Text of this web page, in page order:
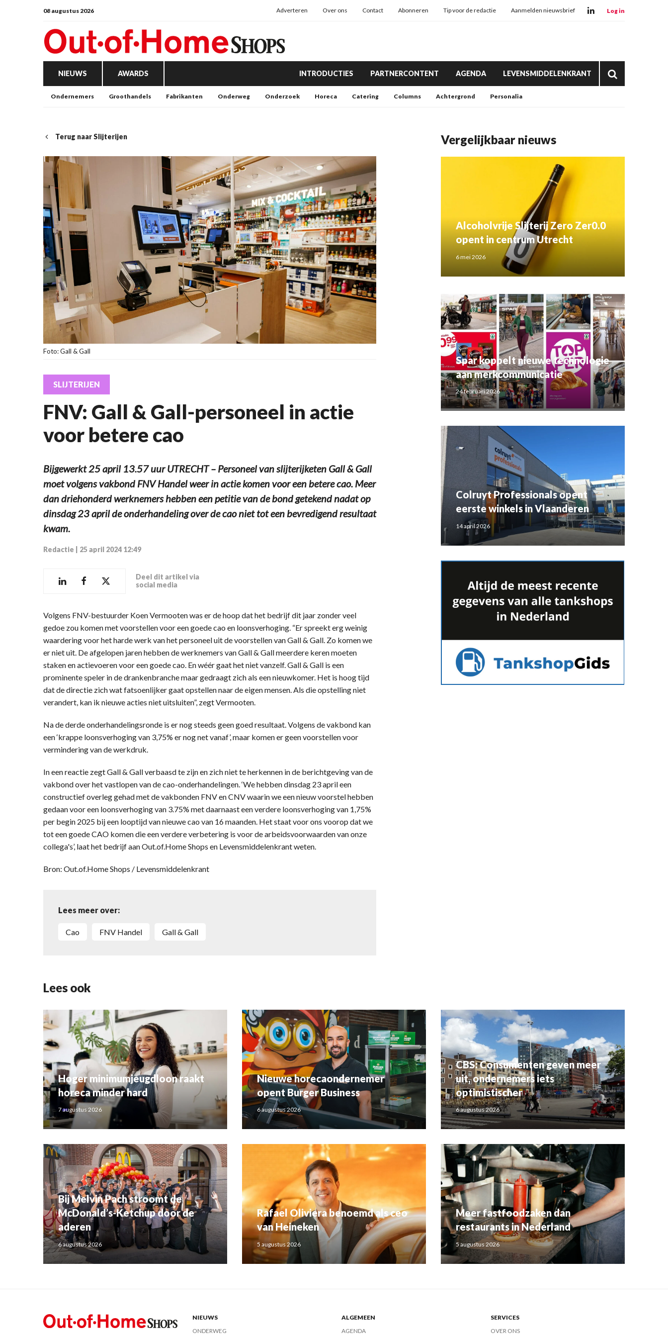
08 augustus 2026 Adverteren Over ons Contact Abonneren Tip voor de redactie Aanmelden nieuwsbrief Log in
NIEUWS AWARDS INTRODUCTIES PARTNERCONTENT AGENDA LEVENSMIDDELENKRANT
Ondernemers Groothandels Fabrikanten Onderweg Onderzoek Horeca Catering Columns Achtergrond Personalia
Terug naar Slijterijen
Foto: Gall & Gall
SLIJTERIJEN
FNV: Gall & Gall-personeel in actie
voor betere cao
Bijgewerkt 25 april 13.57 uur UTRECHT – Personeel van slijterijketen Gall & Gall
moet volgens vakbond FNV Handel weer in actie komen voor een betere cao. Meer
dan driehonderd werknemers hebben een petitie van de bond getekend nadat op
dinsdag 23 april de onderhandeling over de cao niet tot een bevredigend resultaat
kwam.
Redactie 25 april 2024 12:49
Deel dit artikel via
social media
Volgens FNV-bestuurder Koen Vermooten was er de hoop dat het bedrijf dit jaar zonder veel
gedoe zou komen met voorstellen voor een goede cao en loonsverhoging. “Er spreekt erg weinig
waardering voor het harde werk van het personeel uit de voorstellen van Gall & Gall. Zo komen we
er niet uit. De afgelopen jaren hebben de werknemers van Gall & Gall meerdere keren moeten
staken en actievoeren voor een goede cao. En wéér gaat het niet vanzelf. Gall & Gall is een
prominente speler in de drankenbranche maar gedraagt zich als een nieuwkomer. Het is hoog tijd
dat de directie zich wat fatsoenlijker gaat opstellen naar de eigen mensen. Als die opstelling niet
verandert, kan ik nieuwe acties niet uitsluiten”, zegt Vermooten.
Na de derde onderhandelingsronde is er nog steeds geen goed resultaat. Volgens de vakbond kan
een ‘krappe loonsverhoging van 3,75% er nog net vanaf’, maar komen er geen voorstellen voor
vermindering van de werkdruk.
In een reactie zegt Gall & Gall verbaasd te zijn en zich niet te herkennen in de berichtgeving van de
vakbond over het vastlopen van de cao-onderhandelingen. ‘We hebben dinsdag 23 april een
constructief overleg gehad met de vakbonden FNV en CNV waarin we een nieuw voorstel hebben
gedaan voor een loonsverhoging van 3.75% met daarnaast een verdere loonsverhoging van 1,75%
per begin 2025 bij een looptijd van nieuwe cao van 16 maanden. Het staat voor ons voorop dat we
tot een goede CAO komen die een verdere verbetering is voor de arbeidsvoorwaarden van onze
collega's’, laat het bedrijf aan Out.of.Home Shops en Levensmiddelenkrant weten.
Bron: Out.of.Home Shops / Levensmiddelenkrant
Lees meer over:
cao FNV Handel Gall & Gall
Vergelijkbaar nieuws
Alcoholvrije Slijterij Zero Zer0.0
opent in centrum Utrecht
6 mei 2026
Spar koppelt nieuwe technologie
aan merkcommunicatie
24 februari 2026
Colruyt Professionals opent
eerste winkels in Vlaanderen
14 april 2026
Lees ook
Hoger minimumjeugdloon raakt
horeca minder hard
7 augustus 2026
Nieuwe horecaondernemer
opent Burger Business
6 augustus 2026
CBS: Consumenten geven meer
uit, ondernemers iets
optimistischer
6 augustus 2026
Bij Melvin Pach stroomt de
McDonald’s-Ketchup door de
aderen
6 augustus 2026
Rafael Oliviera benoemd als ceo
van Heineken
5 augustus 2026
Meer fastfoodzaken dan
restaurants in Nederland
5 augustus 2026
NIEUWS
ONDERWEG
ALGEMEEN
AGENDA
SERVICES
OVER ONS